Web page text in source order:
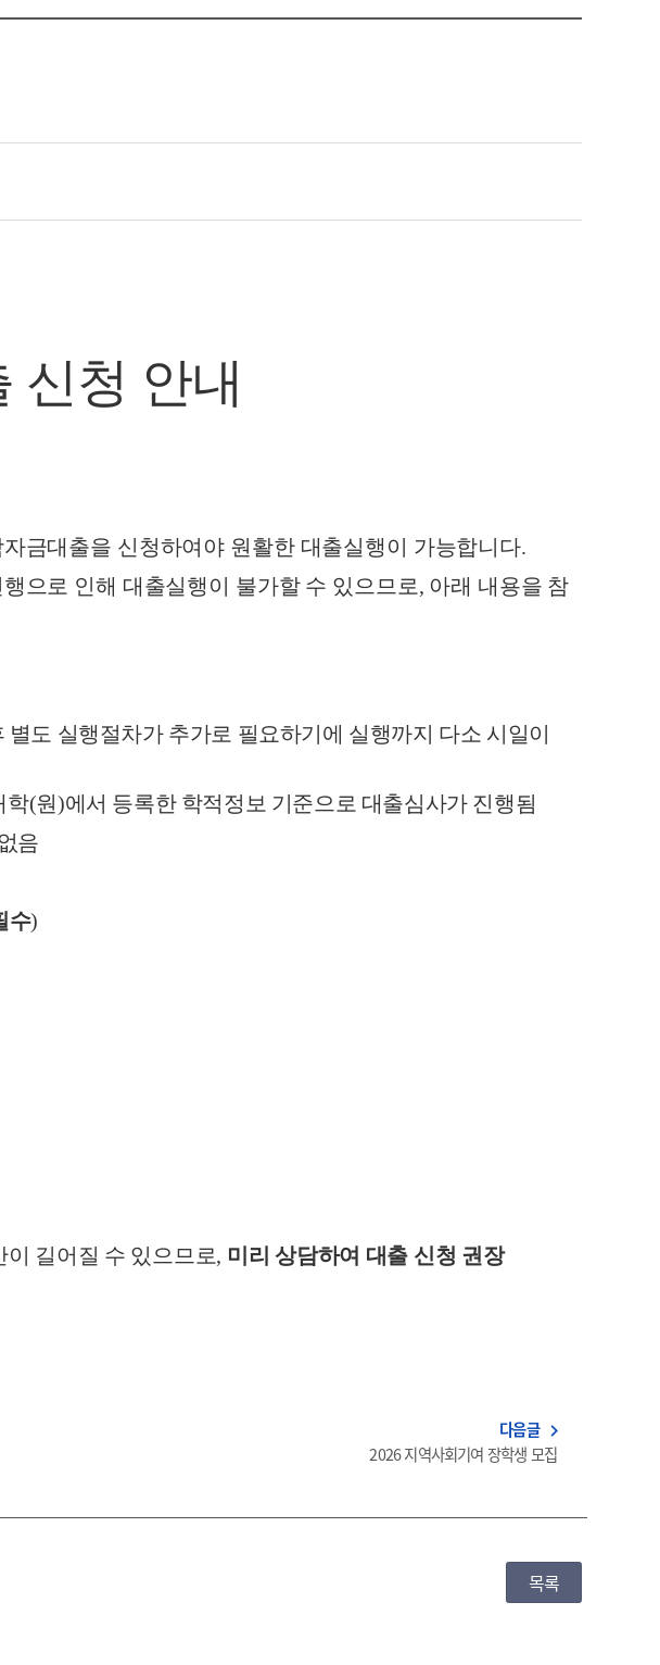
신청 안내
금대출을 신청하여야 원활한 대출실행이 가능합니다.
으로 인해 대출실행이 불가할 수 있으므로, 아래 내용을 참
별도 실행절차가 추가로 필요하기에 실행까지 다소 시일이
학(원)에서 등록한 학적정보 기준으로 대출심사가 진행됨
음
수)
길어질 수 있으므로, 미리 상담하여 대출 신청 권장
다음글 navigate_next
2026 지역사회기여 장학생 모집
목록